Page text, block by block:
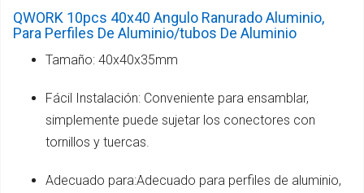
QWORK 10pcs 40x40 Angulo Ranurado Aluminio,
Para Perfiles De Aluminio/tubos De Aluminio
Tamaño: 40x40x35mm
Fácil Instalación: Conveniente para ensamblar,
simplemente puede sujetar los conectores con
tornillos y tuercas.
Adecuado para:Adecuado para perfiles de aluminio,